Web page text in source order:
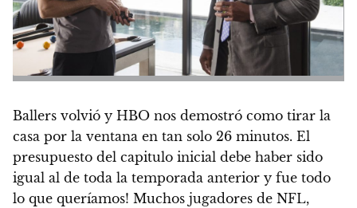
Ballers volvió y HBO nos demostró como tirar la
casa por la ventana en tan solo 26 minutos. El
presupuesto del capitulo inicial debe haber sido
igual al de toda la temporada anterior y fue todo
lo que queríamos! Muchos jugadores de NFL,